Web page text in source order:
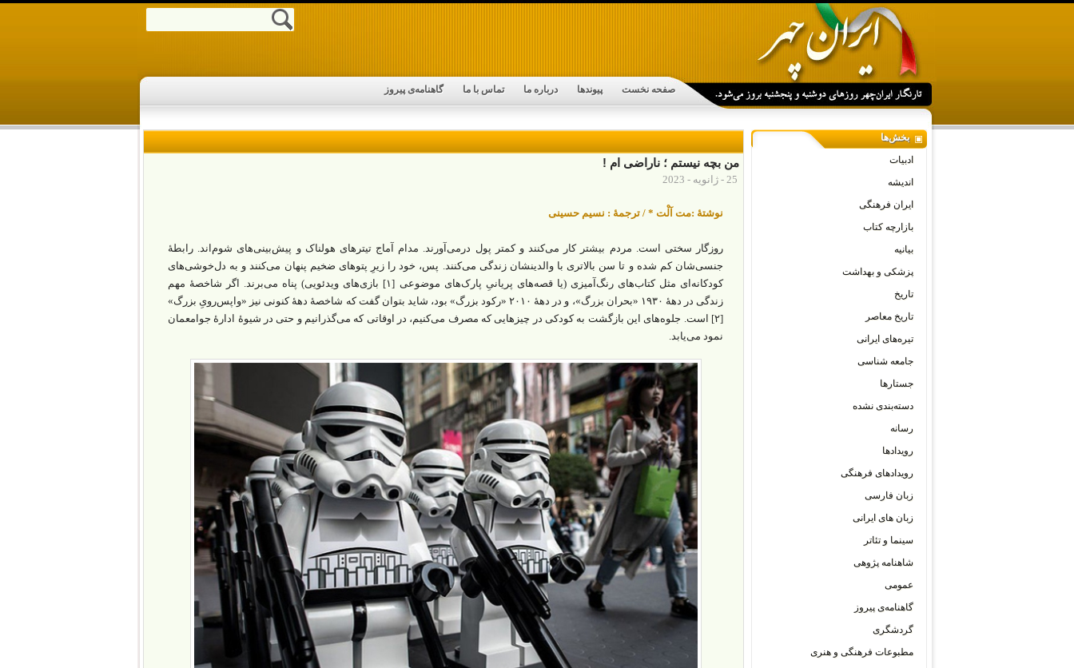
صفحه نخست پیوندها درباره ما تماس با ما گاهنامه‌ی پیروز
من بچه نیستم ؛ ناراضی ام !
25 - ژانویه - 2023
نوشتۀ :مت آلْت * / ترجمۀ : نسیم حسینی
روزگار سختی است. مردم بیشتر کار می‌کنند و کمتر پول درمی‌آورند. مدام آماج تیترهای هولناک و پیش‌بینی‌های شوم‌اند. رابطۀ
جنسی‌شان کم شده و تا سن بالاتری با والدینشان زندگی می‌کنند. پس، خود را زیرِ پتوهای ضخیم پنهان می‌کنند و به دل‌خوشی‌های
کودکانه‌ای مثل کتاب‌های رنگ‌آمیزی (یا قصه‌های پریانیِ پارک‌های موضوعی [۱] بازی‌های ویدئویی) پناه می‌برند. اگر شاخصۀ مهم
زندگی در دهۀ ۱۹۳۰ «بحران بزرگ»، و در دهۀ ۲۰۱۰ «رکود بزرگ» بود، شاید بتوان گفت که شاخصۀ دهۀ کنونی نیز «واپس‌رویِ بزرگ»
[۲] است. جلوه‌های این بازگشت به کودکی در چیزهایی که مصرف می‌کنیم، در اوقاتی که می‌گذرانیم و حتی در شیوۀ ادارۀ جوامعمان
نمود می‌یابد.
بخش‌ها
ادبیات
اندیشه
ایران فرهنگی
بازارچه کتاب
بیانیه
پزشکی و بهداشت
تاریخ
تاریخ معاصر
تیره‌های ایرانی
جامعه شناسی
جستارها
دسته‌بندی نشده
رسانه
رویدادها
رویدادهای فرهنگی
زبان فارسی
زبان های ایرانی
سینما و تئاتر
شاهنامه پژوهی
عمومی
گاهنامه‌ی پیروز
گردشگری
مطبوعات فرهنگی و هنری